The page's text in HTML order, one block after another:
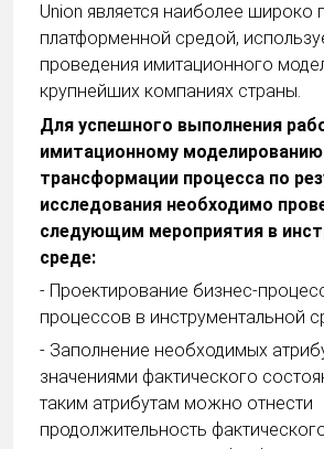
Union является наиболее широко
платформенной средой,
проведения имитационного
крупнейших компаниях страны.
Для успешного выполнения
имитационному
трансформации процесса по
исследования необходимо
следующим мероприятия в
среде:
- Проектирование бизнес-
процессов в инструментальной
- Заполнение необходимых
значениями фактического
таким атрибутам можно отнести
продолжительность